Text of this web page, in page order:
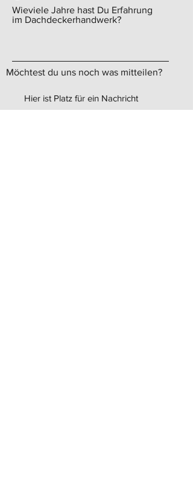
Wieviele Jahre hast Du Erfahrung
im Dachdeckerhandwerk?
Möchtest du uns noch was mitteilen?